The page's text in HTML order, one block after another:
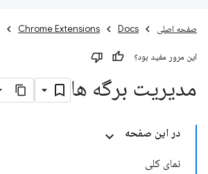
صفحه اصلی Docs
Chrome Extensions
این مرور مفید بود؟
مدیریت برگه ها
در این صفحه
نمای کلی